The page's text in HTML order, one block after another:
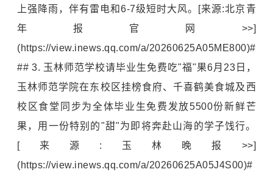
上强降雨，伴有雷电和6-7级短时大风。[来源:北京青
年报官网>>]
(https://view.inews.qq.com/a/20260625A05ME800)#
## 3. 玉林师范学校请毕业生免费吃"福"果6月23日，
玉林师范学院在东校区挂榜食府、千喜鹤美食城及西
校区食堂同步为全体毕业生免费发放5500份新鲜芒
果，用一份特别的"甜"为即将奔赴山海的学子饯行。
[来源:玉林晚报>>]
(https://view.inews.qq.com/a/20260625A05J4S00)#